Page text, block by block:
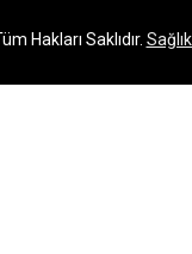
Hakları Saklıdır.